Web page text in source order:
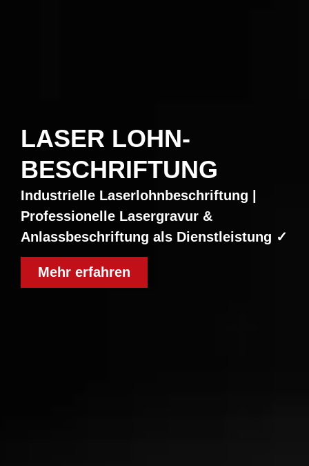
LASER LOHN­
BESCHRIFTUNG
Industrielle Laserlohnbeschriftung |
Professionelle Lasergravur &
Anlassbeschriftung als Dienstleistung ✓
Mehr erfahren